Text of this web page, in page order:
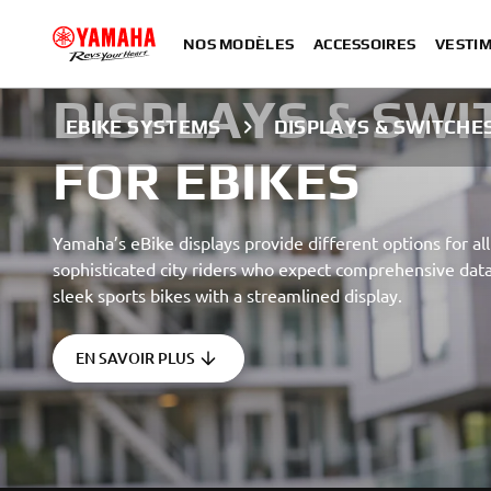
NOS MODÈLES ACCESSOIRES
EBIKE SYSTEMS DISPLAYS &
DISPLAYS &
FOR EBIKES
Yamaha’s eBike displays provide different options for
sophisticated city riders who expect comprehensive
sleek sports bikes with a streamlined display.
EN SAVOIR PLUS